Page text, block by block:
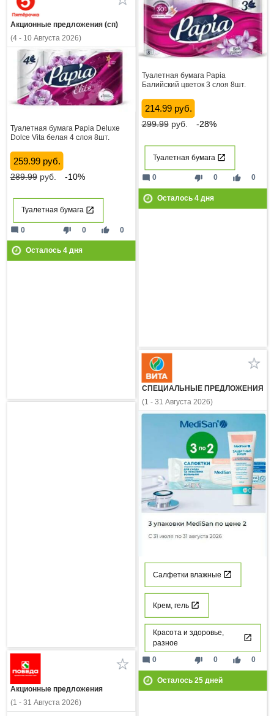
Туалетная бумага Papia
Балийский цветок 3 слоя 8шт.
214.99 руб.
299.99руб. -28%
Туалетная бумага
thumb_down 0 thumb_up 0
mode_comment 0
Осталось 4дня
Акционные предложения (сп)
(4 - 10 Августа 2026)
Туалетная бумага Papia Deluxe
Dolce Vita белая 4 слоя 8шт.
259.99 руб.
289.99руб. -10%
Туалетная бумага
thumb_down 0 thumb_up 0
mode_comment 0
Осталось 4дня
СПЕЦИАЛЬНЫЕ ПРЕДЛОЖЕНИЯ
(1 - 31 Августа 2026)
Салфетки влажные
Крем, гель
Красота и здоровье,
разное
thumb_down 0 thumb_up 0
mode_comment 0
Осталось 25дней
Акционные предложения
(1 - 31 Августа 2026)